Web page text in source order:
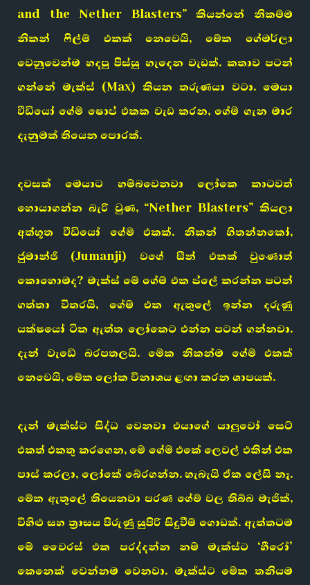
and the Nether Blasters” කියන්නේ නිකම්ම
නිකන් ෆිල්ම් එකක් නෙවෙයි, මේක ගේමර්ලා
වෙනුවෙන්ම හදපු පිස්සු හැදෙන වැඩක්. කතාව පටන්
ගන්නේ මැක්ස් (Max) කියන තරුණයා වටා. මෙයා
වීඩියෝ ගේම් ෂොප් එකක වැඩ කරන, ගේම් ගැන මාර
දැනුමක් තියෙන පොරක්.
දවසක් මෙයාට හම්බවෙනවා ලෝකෙ කාටවත්
හොයාගන්න බැරි වුණ, “Nether Blasters” කියලා
අත්භූත වීඩියෝ ගේම් එකක්. නිකන් හිතන්නකෝ,
ජුමාන්ජි (Jumanji) වගේ සීන් එකක් වුණොත්
කොහොමද? මැක්ස් මේ ගේම් එක ප්ලේ කරන්න පටන්
ගත්තා විතරයි, ගේම් එක ඇතුලේ ඉන්න දරුණු
යක්ෂයෝ ටික ඇත්ත ලෝකෙට එන්න පටන් ගන්නවා.
දැන් වැඩේ බරපතලයි. මේක නිකන්ම ගේම් එකක්
නෙවෙයි, මේක ලෝක විනාශය ළඟා කරන ශාපයක්.
දැන් මැක්ස්ට සිද්ධ වෙනවා එයාගේ යාලුවෝ සෙට්
එකත් එකතු කරගෙන, මේ ගේම් එකේ ලෙවල් එකින් එක
පාස් කරලා, ලෝකේ බේරගන්න. හැබැයි ඒක ලේසි නෑ.
මේක ඇතුලේ තියෙනවා පරණ ගේම් වල තිබ්බ මැජික්,
විහිළු සහ ත්‍රාසය පිරුණු සුපිරි සිදුවීම් ගොඩක්. ඇත්තටම
මේ වෛරස් එක පරද්දන්න නම් මැක්ස්ට ‘හීරෝ’
කෙනෙක් වෙන්නම වෙනවා. මැක්ස්ට මේක තනියම